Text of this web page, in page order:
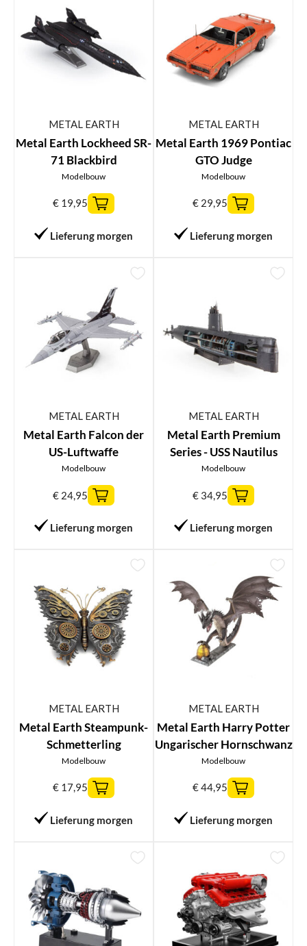
METAL EARTH
Metal Earth Lockheed SR-
71 Blackbird
Modelbouw
€ 19,95
Lieferung morgen
METAL EARTH
Metal Earth 1969 Pontiac
GTO Judge
Modelbouw
€ 29,95
Lieferung morgen
METAL EARTH
Metal Earth Falcon der
US-Luftwaffe
Modelbouw
€ 24,95
Lieferung morgen
METAL EARTH
Metal Earth Premium
Series - USS Nautilus
Modelbouw
€ 34,95
Lieferung morgen
METAL EARTH
Metal Earth Steampunk-
Schmetterling
Modelbouw
€ 17,95
Lieferung morgen
METAL EARTH
Metal Earth Harry Potter
Ungarischer Hornschwanz
Modelbouw
€44,95
Lieferung morgen